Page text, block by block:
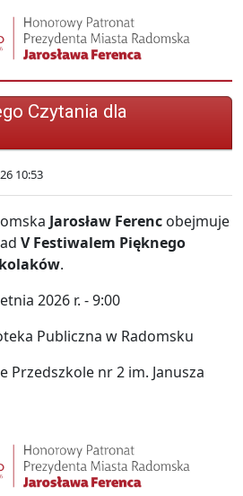
Czytania dla
10:53
Jarosław Ferenc obejmuje
V Festiwalem Pięknego
.
2026 r. - 9:00
Publiczna w Radomsku
Przedszkole nr 2 im. Janusza